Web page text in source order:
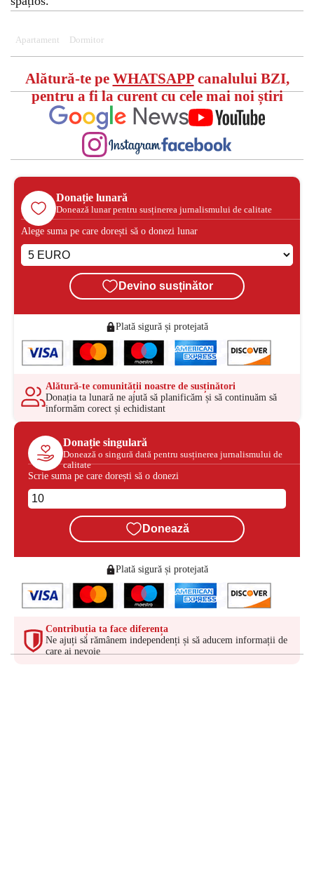
Apartament Dormitor
Alătură-te pe WHATSAPPcanalului BZI,
pentru a fi la curent cu cele mai noi știri
Donație lunară
Donează lunar pentru susținerea jurnalismului de calitate
Alege suma pe care dorești să o donezi lunar
Devino susținător
Plată sigură și protejată
Alătură-te comunității noastre de susținători
Donația ta lunară ne ajută să planificăm și să continuăm să
informăm corect și echidistant
Donație singulară
Donează o singură dată pentru susținerea jurnalismului de
calitate
Scrie suma pe care dorești să o donezi
Donează
Plată sigură și protejată
Contribuția ta face diferența
Ne ajuți să rămânem independenți și să aducem informații de
care ai nevoie